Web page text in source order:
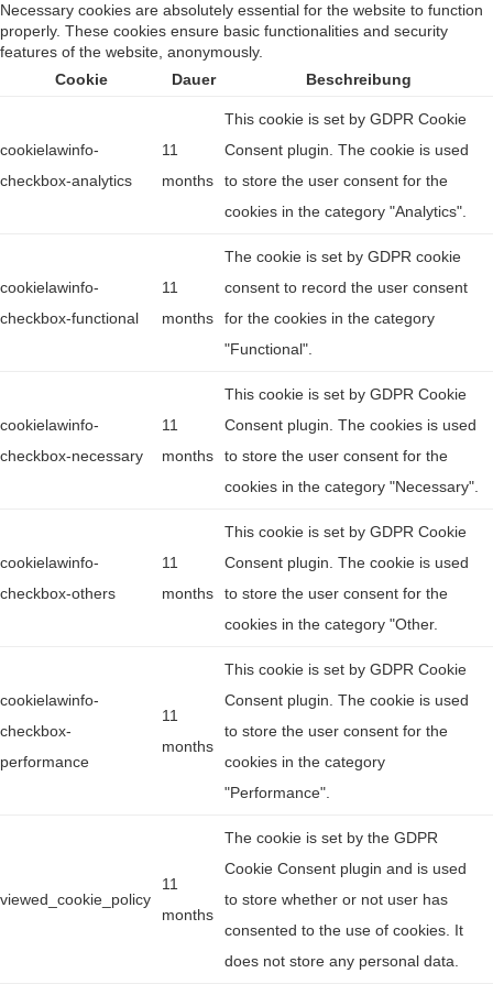
Necessary cookies are absolutely essential for the website to function
properly. These cookies ensure basic functionalities and security
features of the website, anonymously.
Cookie
Dauer Beschreibung
cookielawinfo-
checkbox-analytics
11
months
This cookie is set by GDPR Cookie
Consent plugin. The cookie is used
to store the user consent for the
cookies in the category "Analytics".
cookielawinfo-
checkbox-functional
11
months
The cookie is set by GDPR cookie
consent to record the user consent
for the cookies in the category
"Functional".
cookielawinfo-
checkbox-necessary
11
months
This cookie is set by GDPR Cookie
Consent plugin. The cookies is used
to store the user consent for the
cookies in the category "Necessary".
cookielawinfo-
checkbox-others
11
months
This cookie is set by GDPR Cookie
Consent plugin. The cookie is used
to store the user consent for the
cookies in the category "Other.
cookielawinfo-
checkbox-
performance
11
months
This cookie is set by GDPR Cookie
Consent plugin. The cookie is used
to store the user consent for the
cookies in the category
"Performance".
viewed_cookie_policy
11
months
The cookie is set by the GDPR
Cookie Consent plugin and is used
to store whether or not user has
consented to the use of cookies. It
does not store any personal data.